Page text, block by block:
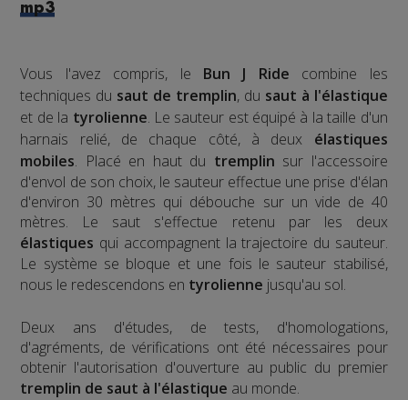
mp3
Vous l'avez compris, le Bun J Ride combine les
techniques du saut de tremplin, du saut à l'élastique
et de la tyrolienne. Le sauteur est équipé à la taille d'un
harnais relié, de chaque côté, à deux élastiques
mobiles. Placé en haut du tremplin sur l'accessoire
d'envol de son choix, le sauteur effectue une prise d'élan
d'environ 30 mètres qui débouche sur un vide de 40
mètres. Le saut s'effectue retenu par les deux
élastiques qui accompagnent la trajectoire du sauteur.
Le système se bloque et une fois le sauteur stabilisé,
nous le redescendons en tyrolienne jusqu'au sol.
​Deux ans d'études, de tests, d'homologations,
d'agréments, de vérifications ont été nécessaires pour
obtenir l'autorisation d'ouverture au public du premier
tremplin de saut à l'élastique au monde.